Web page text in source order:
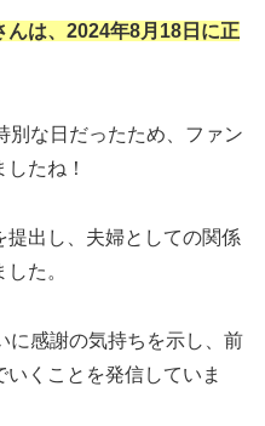
んは、2024年8月18日に正
別な日だったため、ファン
たね！
提出し、夫婦としての関係
た。
に感謝の気持ちを示し、前
くことを発信していま